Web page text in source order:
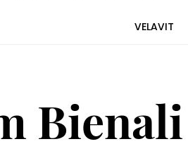
VELAVIT
Bienali